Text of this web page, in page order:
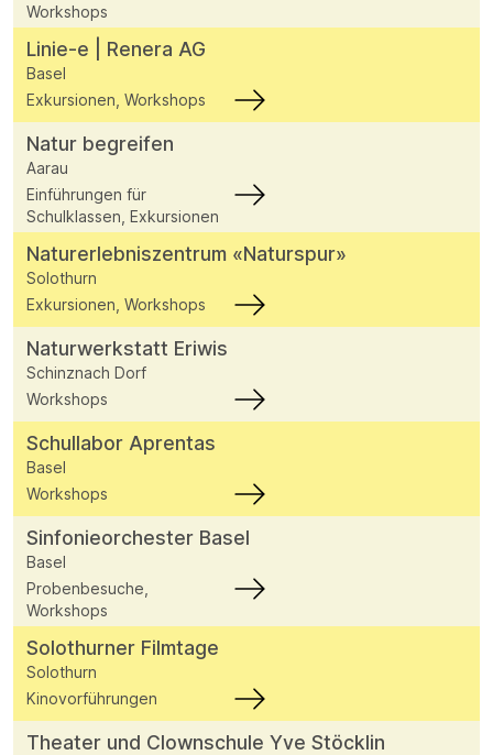
Workshops
Linie-e | Renera AG
Basel
Exkursionen, Workshops
Natur begreifen
Aarau
Einführungen für
Schulklassen, Exkursionen
Naturerlebniszentrum «Naturspur»
Solothurn
Exkursionen, Workshops
Naturwerkstatt Eriwis
Schinznach Dorf
Workshops
Schullabor Aprentas
Basel
Workshops
Sinfonieorchester Basel
Basel
Probenbesuche,
Workshops
Solothurner Filmtage
Solothurn
Kinovorführungen
Theater und Clownschule Yve Stöcklin